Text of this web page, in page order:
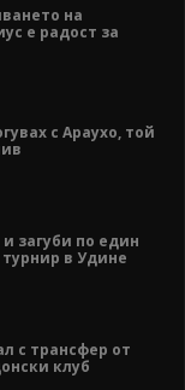
на
е радост за
с Араухо, той
загуби по един
в Удине
с трансфер от
клуб